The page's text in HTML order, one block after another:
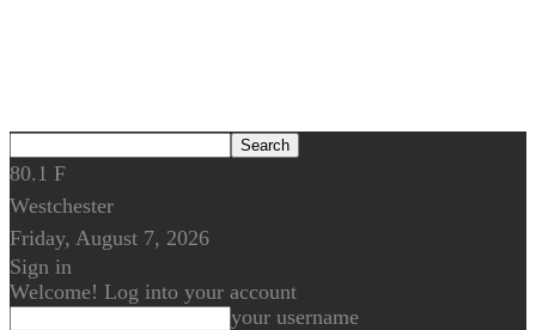
80.1 F
Westchester
Friday, August 7, 2026
Sign in
Welcome! Log into your account
your username